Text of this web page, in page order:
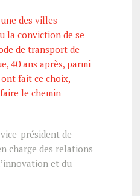
des villes
la conviction de se
de transport de
40 ans après, parmi
fait ce choix,
le chemin
président de
charge des relations
et du